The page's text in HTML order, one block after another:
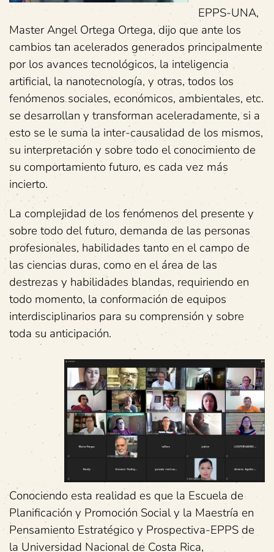
EPPS-UNA,
Master Angel Ortega Ortega, dijo que ante los
cambios tan acelerados generados principalmente
por los avances tecnológicos, la inteligencia
artificial, la nanotecnología, y otras, todos los
fenómenos sociales, económicos, ambientales, etc.
se desarrollan y transforman aceleradamente, si a
esto se le suma la inter-causalidad de los mismos,
su interpretación y sobre todo el conocimiento de
su comportamiento futuro, es cada vez más
incierto.
La complejidad de los fenómenos del presente y
sobre todo del futuro, demanda de las personas
profesionales, habilidades tanto en el campo de
las ciencias duras, como en el área de las
destrezas y habilidades blandas, requiriendo en
todo momento, la conformación de equipos
interdisciplinarios para su comprensión y sobre
toda su anticipación.
Conociendo esta realidad es que la Escuela de
Planificación y Promoción Social y la Maestría en
Pensamiento Estratégico y Prospectiva-EPPS de
la Universidad Nacional de Costa Rica,